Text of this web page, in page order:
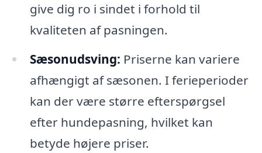
give dig ro i sindet i forhold til
kvaliteten af pasningen.
Sæsonudsving: Priserne kan variere
afhængigt af sæsonen. I ferieperioder
kan der være større efterspørgsel
efter hundepasning, hvilket kan
betyde højere priser.